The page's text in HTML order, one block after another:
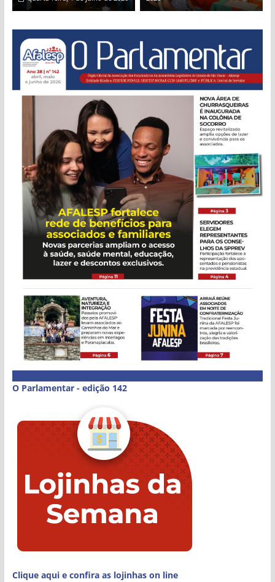
O Parlamentar - edição 142
Clique aqui e confira as lojinhas on line